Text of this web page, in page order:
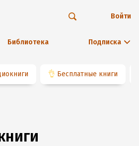
Библиотека Подписка
Войти
👌 Бесплатные книги